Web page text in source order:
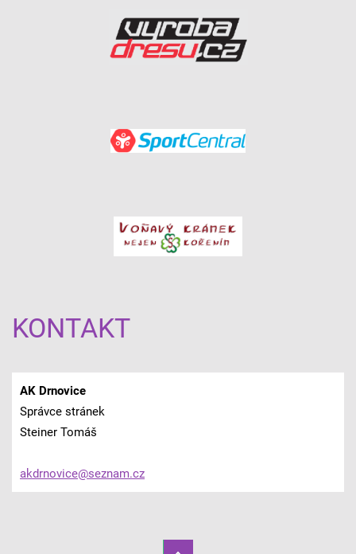
KONTAKT
AK Drnovice
Správce stránek
Steiner Tomáš
akdrnovice@seznam.cz